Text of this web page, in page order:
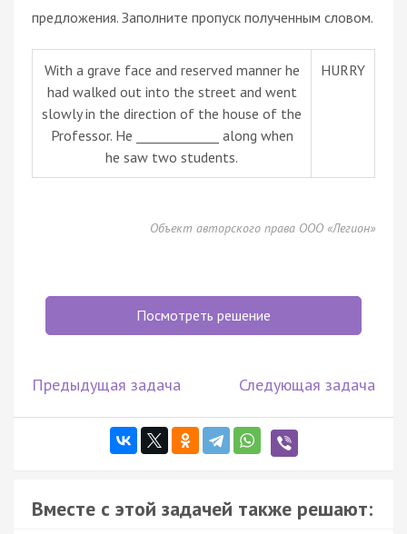
предложения. Заполните пропуск полученным словом.
With a grave face and reserved manner he
had walked out into the street and went
slowly in the direction of the house of the
Professor. He _____________ along when
he saw two students.
HURRY
Объект авторского права ООО «Легион»
Посмотреть решение
Предыдущая задача Следующая задача
Вместе с этой задачей также решают: